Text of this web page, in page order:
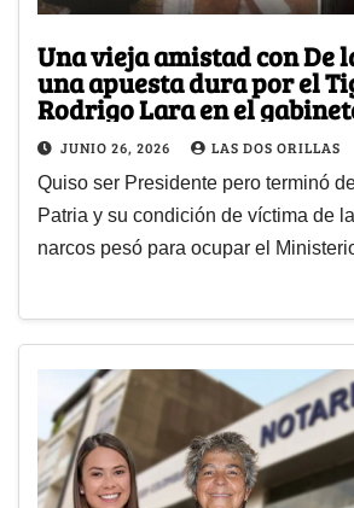
Una vieja amistad con De
una apuesta dura por el
Rodrigo Lara en el
JUNIO 26, 2026 LAS DOS ORILLAS
Quiso ser Presidente pero terminó
Patria y su condición de víctima de
narcos pesó para ocupar el